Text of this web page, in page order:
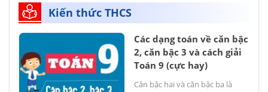
Kiến thức THCS
Các dạng toán về căn bậc
2, căn bậc 3 và cách giải
Toán 9 (cực hay)
Căn bậc hai và căn bậc ba là